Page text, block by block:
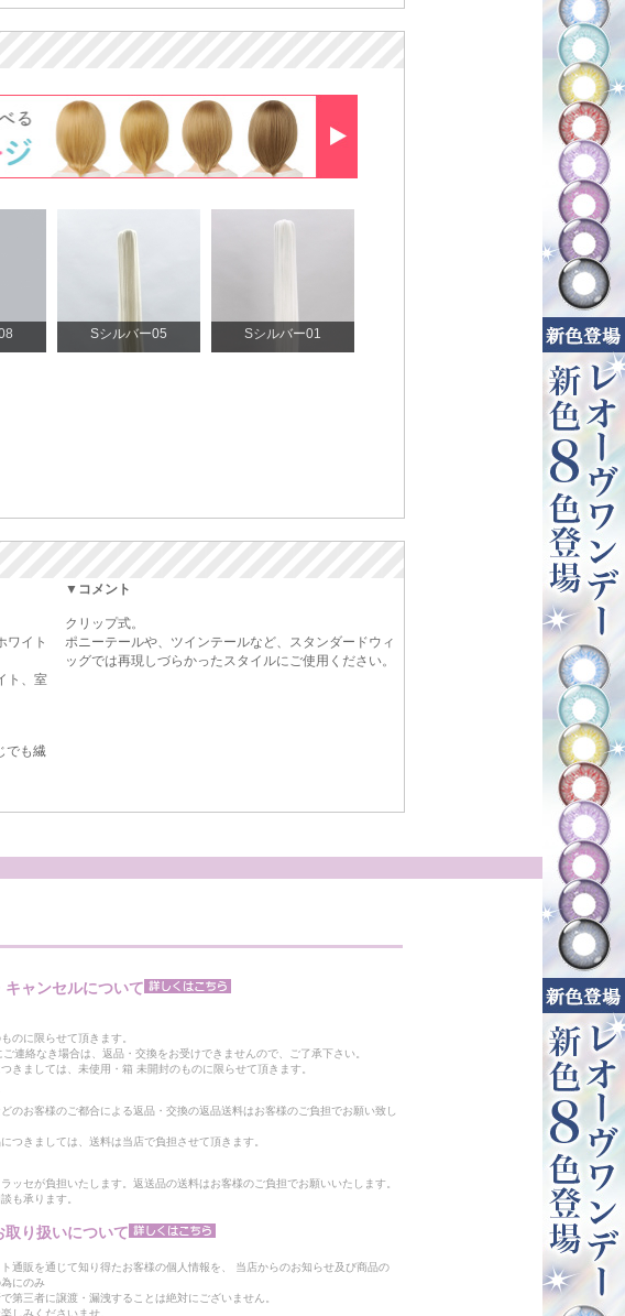
Sシルバー05 Sシルバー01
ワイト
ト、室
でも繊
▼コメント
クリップ式。
ポニーテールや、ツインテールなど、スタンダードウィ
ッグでは再現しづらかったスタイルにご使用ください。
キャンセルについて
のに限らせて頂きます。
連絡なき場合は、返品・交換をお受けできませんので、ご了承下さい。
きましては、未使用・箱 未開封のものに限らせて頂きます。
どのお客様のご都合による返品・交換の返品送料はお客様のご負担でお願い致し
つきましては、送料は当店で負担させて頂きます。
ッセが負担いたします。返送品の送料はお客様のご負担でお願いいたします。
も承ります。
取り扱いについて
通販を通じて知り得たお客様の個人情報を、 当店からのお知らせ及び商品の
にのみ
第三者に譲渡・漏洩することは絶対にございません。
しみくださいませ。